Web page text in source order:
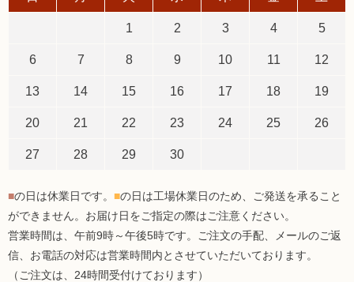
1 2 3 4 5
6 7 8 9 10 11 12
13 14 15 16 17 18 19
20 21 22 23 24 25 26
27 28 29 30
■の日は休業日です。 ■の日は工場休業日のため、ご発送を承ること
ができません。お届け日をご指定の際はご注意ください。
営業時間は、午前9時～午後5時です。ご注文の手配、メールのご返
信、お電話の対応は営業時間内とさせていただいております。
（ご注文は、24時間受付けております）